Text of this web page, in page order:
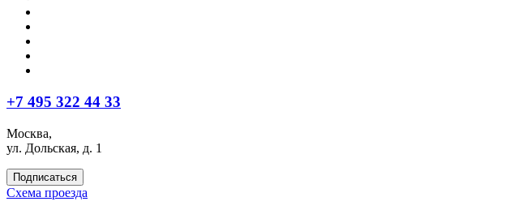
+7 495 322 44 33
Москва,
ул. Дольская, д. 1
Подписаться
Схема проезда